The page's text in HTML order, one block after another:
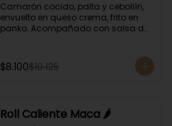
Camarón cocido, palta y cebollín,
envuelto en queso crema, frito en
panko. Acompañado con salsa de
$8.100$10.125
Roll Caliente Maca 🌶️